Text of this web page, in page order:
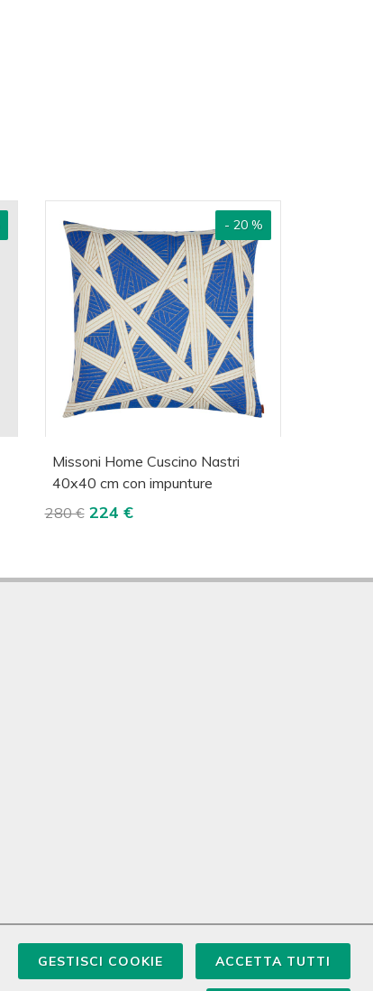
GESTISCI COOKIE ACCETTA TUTTI
- 20 %
Acquista Visualizza
Missoni Home Cuscino Nastri
40x40 cm con impunture
280 € 224 €